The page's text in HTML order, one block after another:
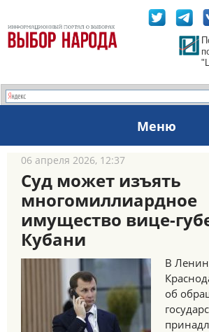
Меню
06 апреля 2026, 12:37
Суд может изъять
многомиллиардное
имущество вице-
Кубани
В
об